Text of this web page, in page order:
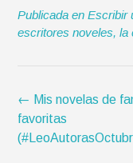
t
t
e
b
k
i
l
t
s
p
Publicada en Escribir
escritores noveles, la
Navegación
de
la
← Mis novelas de
favoritas